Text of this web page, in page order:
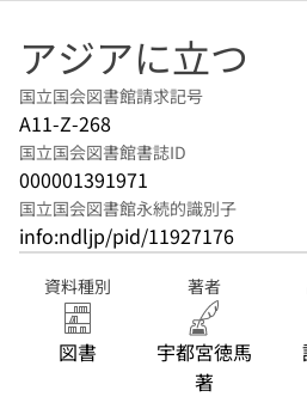
アジアに立つ
国立国会図書館請求記号
A11-Z-268
国立国会図書館書誌ID
000001391971
国立国会図書館永続的識別子
info:ndljp/pid/11927176
資料種別
図書
著者
宇都宮徳馬
著